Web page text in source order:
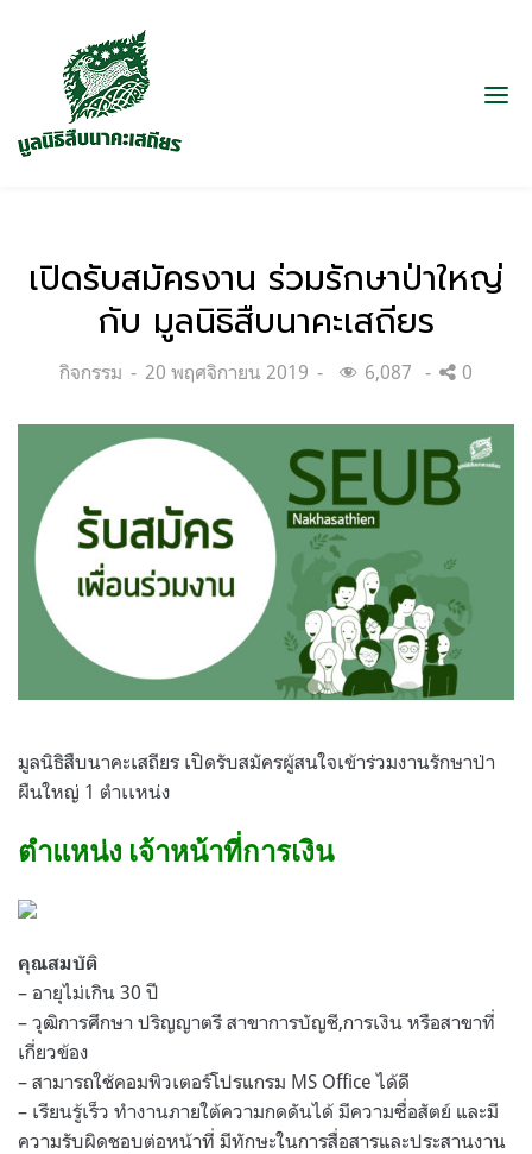
เปิดรับสมัครงาน ร่วมรักษาป่าใหญ่
กับ มูลนิธิสืบนาคะเสถียร
Categories:
กิจกรรม
Posted
20 พฤศจิกายน 2019 6,087 0
มูลนิธิสืบนาคะเสถียร เปิดรับสมัครผู้สนใจเข้าร่วมงานรักษาป่า
ผืนใหญ่ 1 ตำเเหน่ง
ตำแหน่ง เจ้าหน้าที่การเงิน
คุณสมบัติ
– อายุไม่เกิน 30 ปี
– วุฒิการศึกษา ปริญญาตรี สาขาการบัญชี,การเงิน หรือสาขาที่
เกี่ยวข้อง
– สามารถใช้คอมพิวเตอร์โปรแกรม MS Office ได้ดี
– เรียนรู้เร็ว ทำงานภายใต้ความกดดันได้ มีความซื่อสัตย์ และมี
ความรับผิดชอบต่อหน้าที่ มีทักษะในการสื่อสารและประสานงาน